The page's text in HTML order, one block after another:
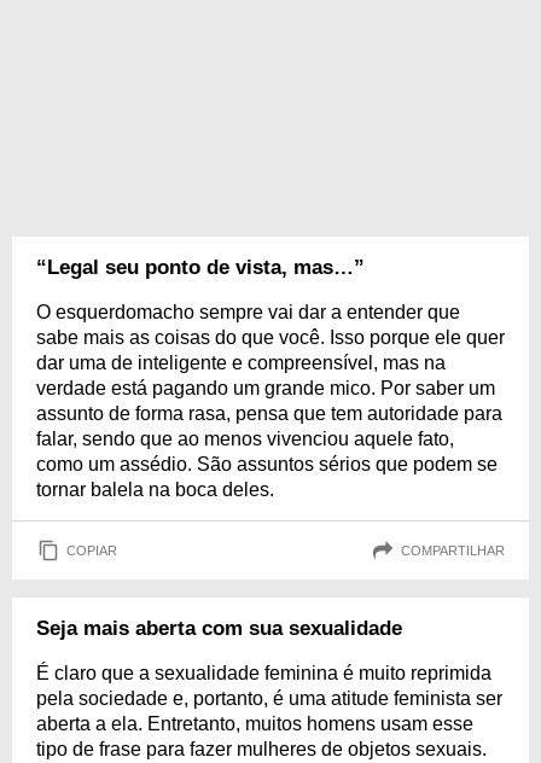
“Legal seu ponto de vista, mas…”
O esquerdomacho sempre vai dar a entender que
sabe mais as coisas do que você. Isso porque ele quer
dar uma de inteligente e compreensível, mas na
verdade está pagando um grande mico. Por saber um
assunto de forma rasa, pensa que tem autoridade para
falar, sendo que ao menos vivenciou aquele fato,
como um assédio. São assuntos sérios que podem se
tornar balela na boca deles.
COPIAR COMPARTILHAR
Seja mais aberta com sua sexualidade
É claro que a sexualidade feminina é muito reprimida
pela sociedade e, portanto, é uma atitude feminista ser
aberta a ela. Entretanto, muitos homens usam esse
tipo de frase para fazer mulheres de objetos sexuais.